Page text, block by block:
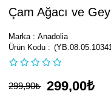
Çam Ağacı ve
Marka : Anadolia
299,90₺ 299,00₺